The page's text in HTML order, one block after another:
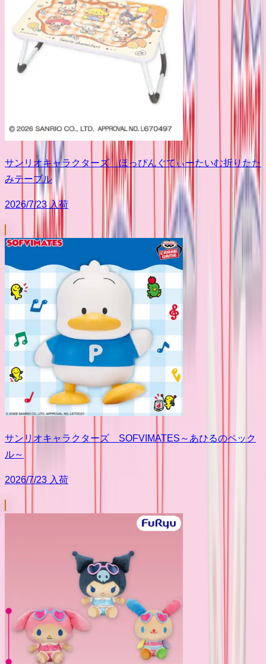
サンリオキャラクターズ ほっぴんぐてぃーたいむ折りたた
みテーブル
2026/7/23 入荷
サンリオキャラクターズ SOFVIMATES～あひるのペック
ル～
2026/7/23 入荷